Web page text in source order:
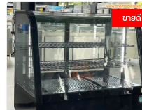
ขายดี